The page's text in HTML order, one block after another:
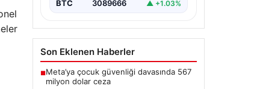
başlatacak çerçeve yasanın
BTC 3089666 ▲ +1.03%
Son Eklenen Haberler
■Meta’ya çocuk güvenliği davasında 567
milyon dolar ceza